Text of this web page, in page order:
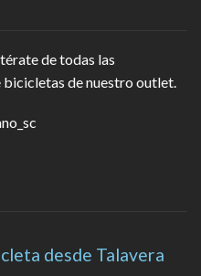
de todas las
bicicletas de nuestro outlet.
desde Talavera